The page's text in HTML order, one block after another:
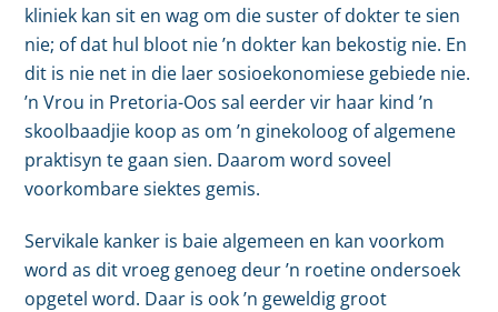
kliniek kan sit en wag om die suster of dokter te sien
nie; of dat hul bloot nie ’n dokter kan bekostig nie. En
dit is nie net in die laer sosioekonomiese gebiede nie.
’n Vrou in Pretoria-Oos sal eerder vir haar kind ’n
skoolbaadjie koop as om ’n ginekoloog of algemene
praktisyn te gaan sien. Daarom word soveel
voorkombare siektes gemis.
Servikale kanker is baie algemeen en kan voorkom
word as dit vroeg genoeg deur ’n roetine ondersoek
opgetel word. Daar is ook ’n geweldig groot